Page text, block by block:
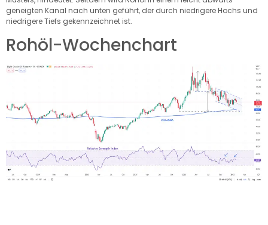
geneigten Kanal nach unten geführt, der durch niedrigere Hochs und
niedrigere Tiefs gekennzeichnet ist.
Rohöl-Wochenchart